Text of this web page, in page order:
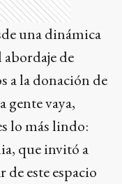
una dinámica
de
a la donación de
gente vaya,
lo más lindo:
que invitó a
este espacio